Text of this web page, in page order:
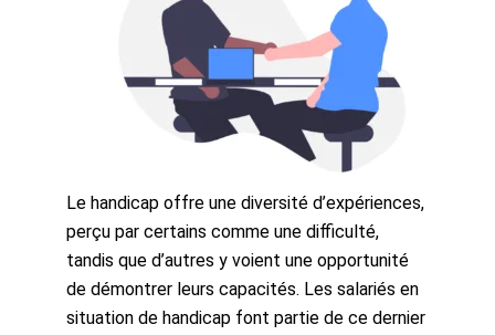
Le handicap offre une diversité d’expériences,
perçu par certains comme une difficulté,
tandis que d’autres y voient une opportunité
de démontrer leurs capacités. Les salariés en
situation de handicap font partie de ce dernier